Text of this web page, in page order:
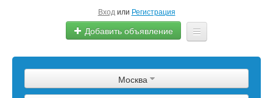
Вход или Регистрация
Добавить объявление
Сырье
Москва